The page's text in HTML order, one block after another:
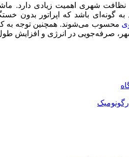
نظافت شهری اهمیت زیادی دارد.
به گونه‌ای باشد که اپراتور
محسوب می‌شوند. همچنین توجه به
شهر، صرفه‌جویی در انرژی و